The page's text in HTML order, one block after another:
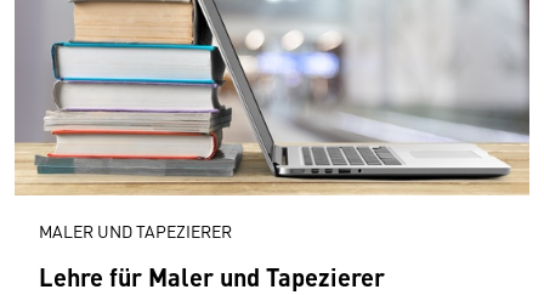
MALER UND TAPEZIERER
Lehre für Maler und Tapezierer